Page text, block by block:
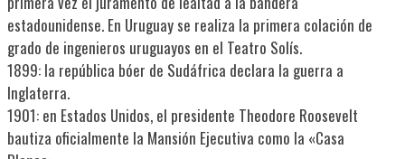
estadounidense. En Uruguay se realiza la primera colación de
grado de ingenieros uruguayos en el Teatro Solís.
1899: la república bóer de Sudáfrica declara la guerra a
Inglaterra.
1901: en Estados Unidos, el presidente Theodore Roosevelt
bautiza oficialmente la Mansión Ejecutiva como la «Casa